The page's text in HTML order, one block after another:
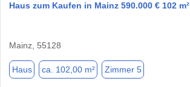
Haus zum Kaufen in Mainz 590.000 € 102 m²
Mainz, 55128
Haus ca. 102,00 m² Zimmer 5